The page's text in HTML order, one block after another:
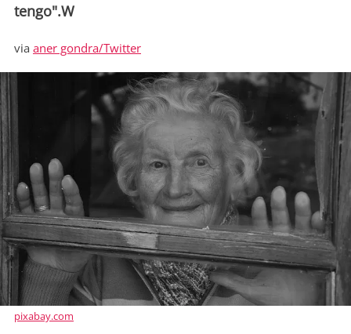
tengo".W
via aner gondra/Twitter
pixabay.com